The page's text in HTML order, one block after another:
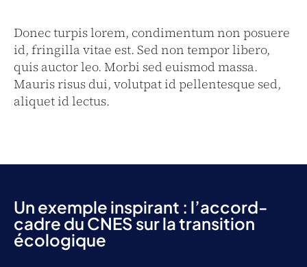
Donec turpis lorem, condimentum non posuere
id, fringilla vitae est. Sed non tempor libero,
quis auctor leo. Morbi sed euismod massa.
Mauris risus dui, volutpat id pellentesque sed,
aliquet id lectus.
Un exemple inspirant : l’accord-
cadre du CNES sur la transition
écologique